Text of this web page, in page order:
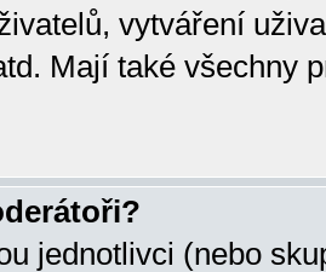
vytváření
Mají také všechny
jednotlivci (nebo